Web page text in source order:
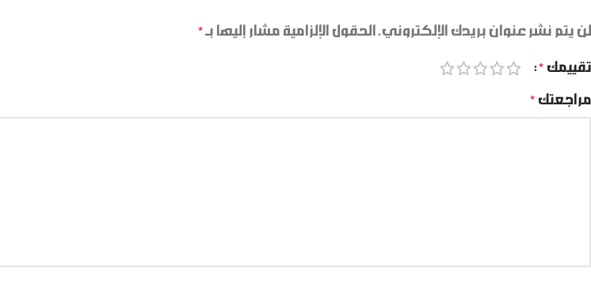
لن يتم نشر عنوان بريدك الإلكتروني. الحقول الإلزامية مشار إليها بـ *
تقييمك *
مراجعتك *